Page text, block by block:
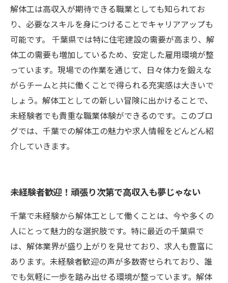
解体工は高収入が期待できる職業としても知られてお
り、必要なスキルを身につけることでキャリアアップも
可能です。 千葉県では特に住宅建設の需要が高まり、解
体工の需要も増加しているため、安定した雇用環境が整
っています。現場での作業を通じて、日々体力を鍛えな
がらチームと共に働くことで得られる充実感は大きいで
しょう。解体工としての新しい冒険に出かけることで、
未経験者でも貴重な職業体験ができるのです。このブロ
グでは、千葉での解体工の魅力や求人情報をどんどん紹
介していきます。
未経験者歓迎！頑張り次第で高収入も夢じゃない
千葉で未経験から解体工として働くことは、今や多くの
人にとって魅力的な選択肢です。特に最近の千葉県で
は、解体業界が盛り上がりを見せており、求人も豊富に
あります。未経験者歓迎の声が多数寄せられており、誰
でも気軽に一歩を踏み出せる環境が整っています。解体